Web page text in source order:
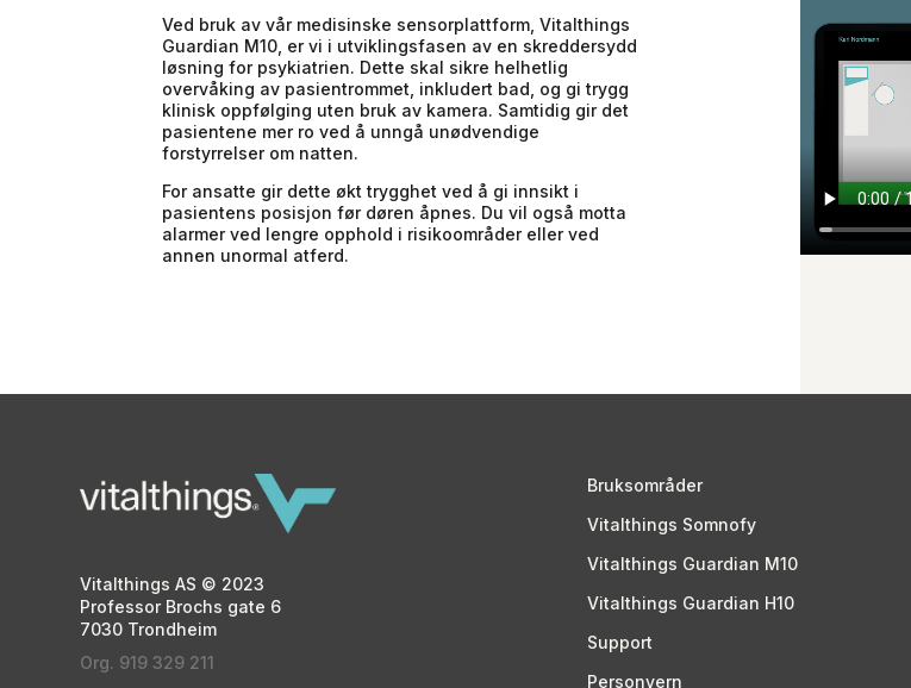
Ved bruk av vår medisinske sensorplattform, Vitalthings
Guardian M10, er vi i utviklingsfasen av en skreddersydd
løsning for psykiatrien. Dette skal sikre helhetlig
overvåking av pasientrommet, inkludert bad, og gi trygg
klinisk oppfølging uten bruk av kamera. Samtidig gir det
pasientene mer ro ved å unngå unødvendige
forstyrrelser om natten.
For ansatte gir dette økt trygghet ved å gi innsikt i
pasientens posisjon før døren åpnes. Du vil også motta
alarmer ved lengre opphold i risikoområder eller ved
annen unormal atferd.
Vitalthings AS © 2023
Professor Brochs gate 6
7030 Trondheim
Org. 919 329 211
Bruksområder
Vitalthings Somnofy
Vitalthings Guardian M10
Vitalthings Guardian H10
Support
Personvern